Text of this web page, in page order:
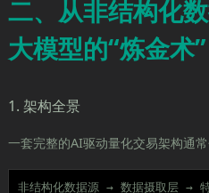
二、从非结构化
大模型的“炼金术”
1. 架构全景
一套完整的AI驱动量化交易架构通常
非结构化数据源 → 数据摄取层 →